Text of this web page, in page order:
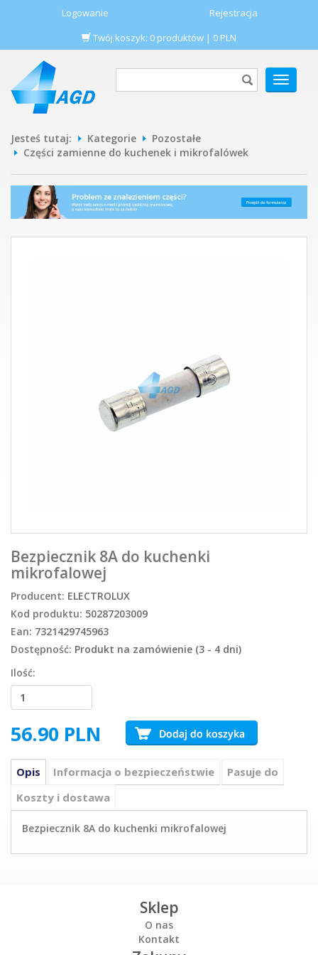
Logowanie
Rejestracja
Twój koszyk: 0 produktów | 0 PLN
POKAŻ
MENU
Jesteś tutaj: Kategorie
Pozostałe
Części zamienne do kuchenek i mikrofalówek
Bezpiecznik 8A do kuchenki
mikrofalowej
Producent: ELECTROLUX
Kod produktu: 50287203009
Ean: 7321429745963
Dostępność: Produkt na zamówienie (3 - 4 dni)
Ilość:
56.90 PLN
Opis Informacja o bezpieczeństwie
Pasuje do
Koszty i dostawa
Bezpiecznik 8A do kuchenki mikrofalowej
Sklep
O nas
Kontakt